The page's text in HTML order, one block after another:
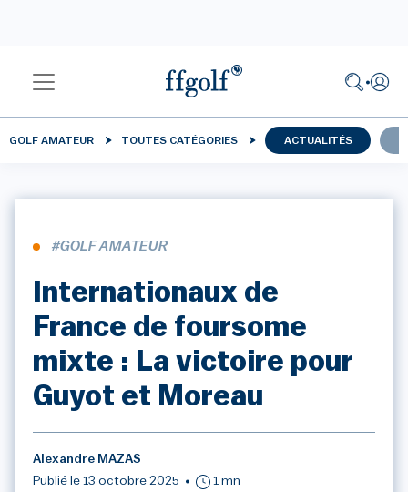
GOLF AMATEUR TOUTES CATÉGORIES ACTUALITÉS
#GOLF AMATEUR
Internationaux de
France de foursome
mixte : La victoire pour
Guyot et Moreau
Alexandre MAZAS
Publié le 13 octobre 2025
1 mn